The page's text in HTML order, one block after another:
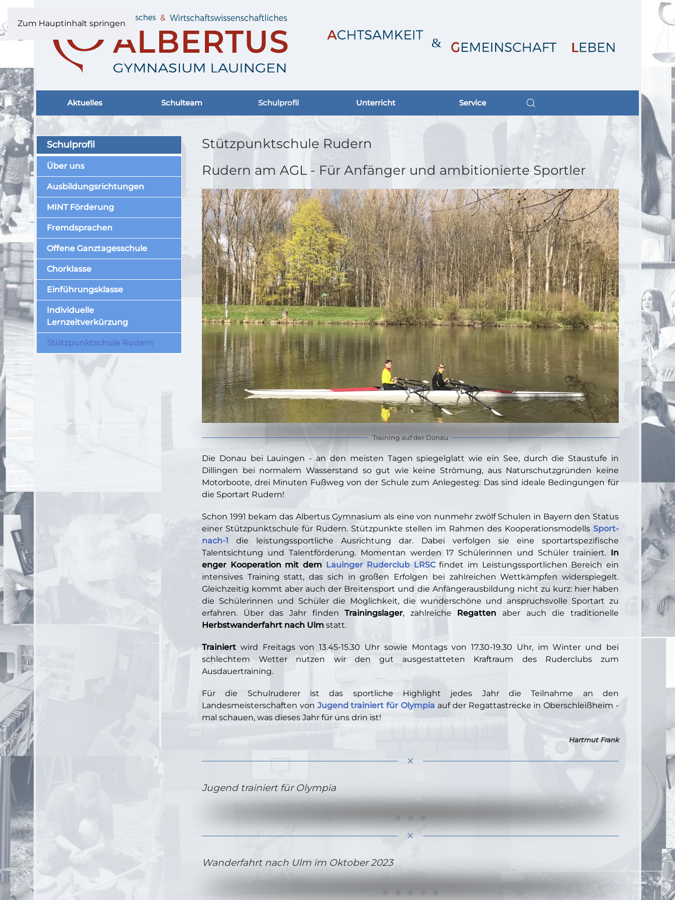
Zum Hauptinhalt springen
Aktuelles Schulteam Schulprofil Unterricht Service
Schulprofil
Über uns
Ausbildungsrichtungen
MINT Förderung
Fremdsprachen
Offene Ganztagesschule
Chorklasse
Einführungsklasse
Individuelle
Lernzeitverkürzung
Stützpunktschule Rudern
Stützpunktschule Rudern
Rudern am AGL - Für Anfänger und ambitionierte Sportler
Training auf der Donau
Die Donau bei Lauingen - an den meisten Tagen spiegelglatt wie ein See, durch die Staustufe in
Dillingen bei normalem Wasserstand so gut wie keine Strömung, aus Naturschutzgründen keine
Motorboote, drei Minuten Fußweg von der Schule zum Anlegesteg: Das sind ideale Bedingungen für
die Sportart Rudern!
Schon 1991 bekam das Albertus Gymnasium als eine von nunmehr zwölf Schulen in Bayern den Status
einer Stützpunktschule für Rudern. Stützpunkte stellen im Rahmen des Kooperationsmodells Sport-
nach-1
die leistungssportliche Ausrichtung dar. Dabei verfolgen sie eine sportartspezifische
Talentsichtung und Talentförderung. Momentan werden 17 Schülerinnen und Schüler trainiert. In
enger Kooperation mit dem Lauinger Ruderclub LRSCfindet im Leistungssportlichen Bereich ein
intensives Training statt, das sich in großen Erfolgen bei zahlreichen Wettkämpfen widerspiegelt.
Gleichzeitig kommt aber auch der Breitensport und die Anfängerausbildung nicht zu kurz: hier haben
die Schülerinnen und Schüler die Möglichkeit, die wunderschöne und anspruchsvolle Sportart zu
erfahren. Über das Jahr findenTrainingslager, zahlreiche Regatten aber auch die traditionelle
Herbstwanderfahrt nach Ulm statt.
Trainiert wird Freitags von 13.45-15.30 Uhr sowie Montags von 17.30-19.30 Uhr, im Winter und bei
schlechtem Wetter nutzen wir den gut ausgestatteten Kraftraum des Ruderclubs zum
Ausdauertraining.
Für die Schulruderer ist das sportliche Highlight jedes Jahr die Teilnahme an den
Landesmeisterschaften von Jugend trainiert für Olympia auf der Regattastrecke in Oberschleißheim -
mal schauen, was dieses Jahr für uns drin ist!
Hartmut Frank
Jugend trainiert für Olympia
Wanderfahrt nach Ulm im Oktober 2023